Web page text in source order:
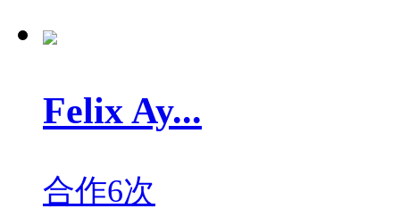
Felix Ay...
合作6次